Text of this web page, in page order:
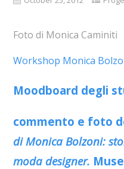
Foto di Monica Caminiti
Workshop Monica
Moodboard degli
commento e foto
di Monica Bolzoni: s
moda designer.